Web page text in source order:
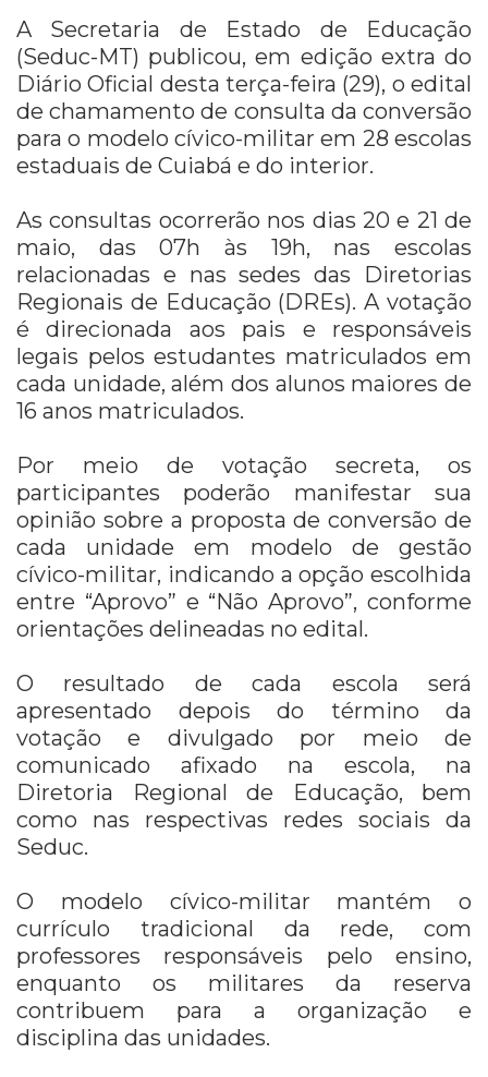
A Secretaria de Estado de Educação
(Seduc-MT) publicou, em edição extra do
Diário Oficial desta terça-feira (29), o edital
de chamamento de consulta da conversão
para o modelo cívico-militar em 28 escolas
estaduais de Cuiabá e do interior.
As consultas ocorrerão nos dias 20 e 21 de
maio, das 07h às 19h, nas escolas
relacionadas e nas sedes das Diretorias
Regionais de Educação (DREs). A votação
é direcionada aos pais e responsáveis
legais pelos estudantes matriculados em
cada unidade, além dos alunos maiores de
16 anos matriculados.
Por meio de votação secreta, os
participantes poderão manifestar sua
opinião sobre a proposta de conversão de
cada unidade em modelo de gestão
cívico-militar, indicando a opção escolhida
entre “Aprovo” e “Não Aprovo”, conforme
orientações delineadas no edital.
O resultado de cada escola será
apresentado depois do término da
votação e divulgado por meio de
comunicado afixado na escola, na
Diretoria Regional de Educação, bem
como nas respectivas redes sociais da
Seduc.
O modelo cívico-militar mantém o
currículo tradicional da rede, com
professores responsáveis pelo ensino,
enquanto os militares da reserva
contribuem para a organização e
disciplina das unidades.